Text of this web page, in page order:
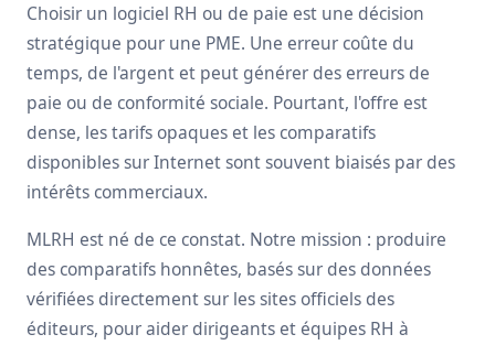
Choisir un logiciel RH ou de paie est une décision
stratégique pour une PME. Une erreur coûte du
temps, de l'argent et peut générer des erreurs de
paie ou de conformité sociale. Pourtant, l'offre est
dense, les tarifs opaques et les comparatifs
disponibles sur Internet sont souvent biaisés par des
intérêts commerciaux.
MLRH est né de ce constat. Notre mission : produire
des comparatifs honnêtes, basés sur des données
vérifiées directement sur les sites officiels des
éditeurs, pour aider dirigeants et équipes RH à